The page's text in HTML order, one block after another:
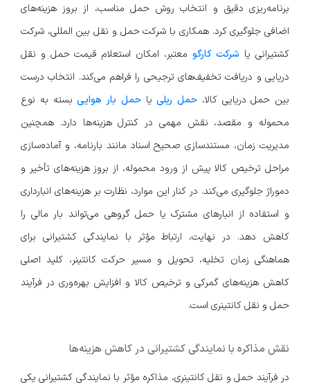
برنامه‌ریزی دقیق و انتخاب روش حمل مناسب، از بروز هزینه‌های
اضافی جلوگیری کرد. همکاری با شرکت حمل و نقل بین المللی، شرکت
کشتیرانی یا شرکت کارگو معتبر، امکان استعلام قیمت حمل و نقل
دریایی و دریافت تخفیف‌های ترجیحی را فراهم می‌کند. انتخاب درست
بین حمل دریایی کالا، حمل ریلییاحمل بار هواییبسته به نوع
محموله و مقصد، نقش مهمی در کنترل هزینه‌ها دارد. همچنین
مدیریت زمان، مستندسازی صحیح اسناد مانند بارنامه، و آماده‌سازی
مراحل ترخیص کالا پیش از ورود محموله، از بروز هزینه‌های تأخیر و
دموراژ جلوگیری می‌کند. در کنار این موارد، نظارت بر هزینه‌های انبارداری
و استفاده از انبارهای مشترک یا حمل گروهی می‌تواند بار مالی را
کاهش دهد. در نهایت، ارتباط مؤثر با نمایندگی کشتیرانی برای
هماهنگی زمان تخلیه، تحویل و مسیر حرکت کانتینر، کلید اصلی
کاهش هزینه‌های گمرکی و ترخیص کالا و افزایش بهره‌وری در فرآیند
حمل و نقل کانتینری است.
نقش مذاکره با نمایندگی کشتیرانی در کاهش هزینه‌ها
در فرآیند حمل و نقل کانتینری، مذاکره مؤثر با نمایندگی کشتیرانی یکی